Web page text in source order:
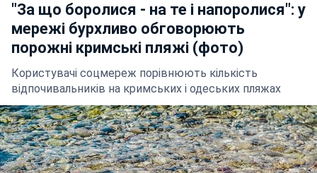
"За що боролися - на те і напоролися": у
мережі бурхливо обговорюють
порожні кримські пляжі (фото)
Користувачі соцмереж порівнюють кількість
відпочивальників на кримських і одеських пляжах